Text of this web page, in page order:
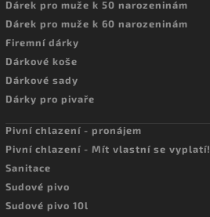
Dárek pro muže k 50 narozeninám
Dárek pro muže k 60 narozeninám
Firemní dárky
Dárkové koše
Dárkové sady
Dárky pro pivaře
Pivní chlazení - pronájem
Pivní chlazení - Mít vlastní se vyplatí!
Sanitace
Sudové pivo
Sudové pivo 10l